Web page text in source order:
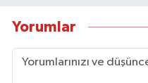
Yorumlar